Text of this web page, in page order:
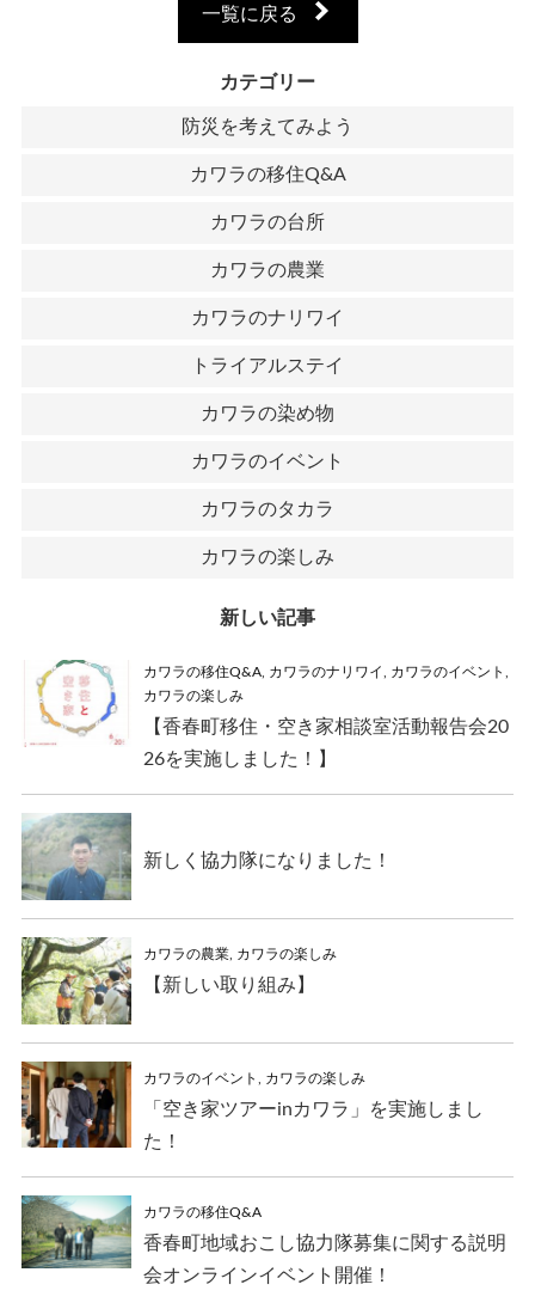
一覧に戻る
カテゴリー
防災を考えてみよう
カワラの移住Q&A
カワラの台所
カワラの農業
カワラのナリワイ
トライアルステイ
カワラの染め物
カワラのイベント
カワラのタカラ
カワラの楽しみ
新しい記事
カワラの移住Q&A, カワラのナリワイ, カワラのイベント ,
カワラの楽しみ
【香春町移住・空き家相談室活動報告会20
26を実施しました！】
新しく協力隊になりました！
カワラの農業, カワラの楽しみ
【新しい取り組み】
カワラのイベント カワラの楽しみ
「空き家ツアーinカワラ」を実施しまし
た！
カワラの移住Q&A
香春町地域おこし協力隊募集に関する説明
会オンラインイベント開催！